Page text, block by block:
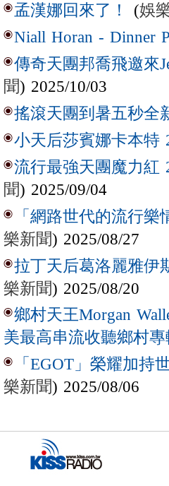
孟漢娜回來了！ (娛
Niall Horan - Dinner
傳奇天團邦喬飛邀來
聞) 2025/10/03
搖滾天團到暑五秒全
小天后莎賓娜卡本特
流行最強天團魔力紅
聞) 2025/09/04
「網路世代的流行
樂新聞) 2025/08/27
拉丁天后葛洛麗雅伊
樂新聞) 2025/08/20
鄉村天王Morgan
美最高串流收聽鄉村專
「EGOT」榮耀加持
樂新聞) 2025/08/06